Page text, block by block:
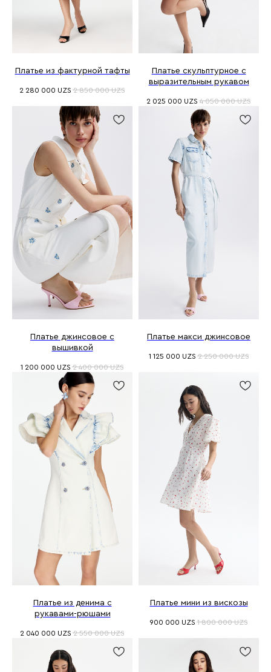
Платье из фактурной тафты
2 280 000 UZS 2 850 000 UZS
Платье скульптурное с
выразительным рукавом
2 025 000 UZS 4 050 000 UZS
Платье джинсовое с
вышивкой
1 200 000 UZS 2 400 000 UZS
Платье макси джинсовое
1 125 000 UZS 2 250 000 UZS
Платье из денима с
рукавами-рюшами
2 040 000 UZS 2 550 000 UZS
Платье мини из вискозы
900 000 UZS 1 800 000 UZS